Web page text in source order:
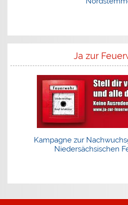
Ja zur
Kampagne zur
Niedersächsischen